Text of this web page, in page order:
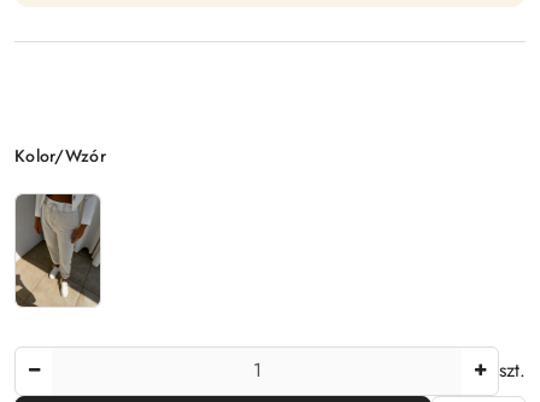
Wariant
Kolor/Wzór
szt.